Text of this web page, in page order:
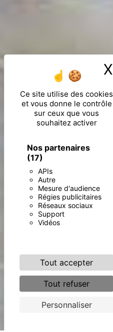
Ce site utilise des cookies
et vous donne le contrôle
sur ceux que vous
souhaitez activer
Nos partenaires
(17)
APIs
Autre
Mesure d'audience
Régies publicitaires
Réseaux sociaux
Support
Vidéos
Tout accepter
Tout refuser
Personnaliser
X